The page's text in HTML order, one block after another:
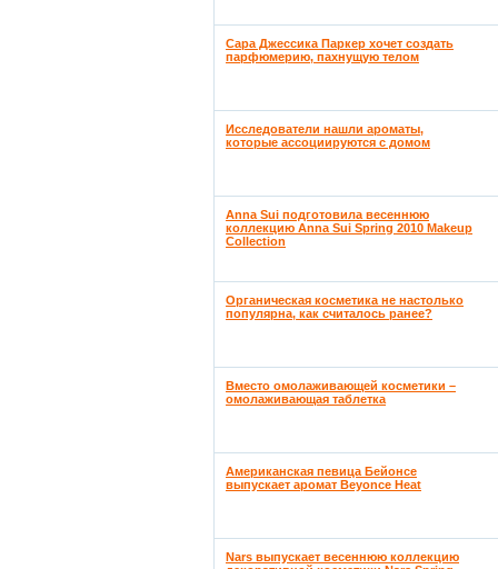
Сара Джессика Паркер хочет создать
парфюмерию, пахнущую телом
Исследователи нашли ароматы,
которые ассоциируются с домом
Anna Sui подготовила весеннюю
коллекцию Anna Sui Spring 2010 Makeup
Collection
Органическая косметика не настолько
популярна, как считалось ранее?
Вместо омолаживающей косметики –
омолаживающая таблетка
Американская певица Бейонсе
выпускает аромат Beyonce Heat
Nars выпускает весеннюю коллекцию